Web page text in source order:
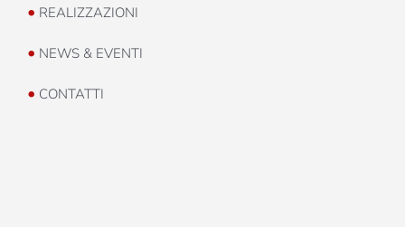
• REALIZZAZIONI
• NEWS & EVENTI
• CONTATTI